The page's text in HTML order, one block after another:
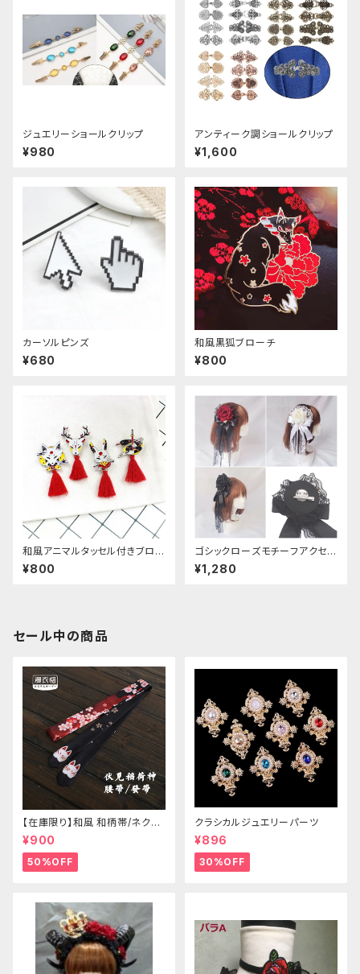
ジュエリーショールクリップ
¥980
アンティーク調ショールクリップ
¥1,600
カーソルピンズ
¥680
和風黒狐ブローチ
¥800
和風アニマルタッセル付きブロー
チ
¥800
ゴシックローズモチーフアクセサ
リー
¥1,280
セール中の商品
【在庫限り】和風 和柄帯/ネクタ
イ/リボン（狐面/金魚
¥900
50%OFF
クラシカルジュエリーパーツ
¥896
30%OFF